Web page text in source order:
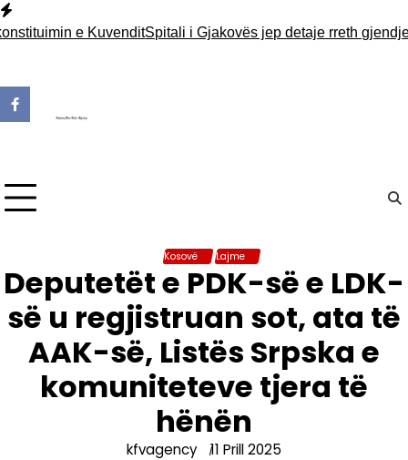
Skip
to
e KuvenditSpitali i Gjakovës jep detaje rreth gjendjes
Kosovë Lajme
Deputetët e PDK-së e LDK-
së u regjistruan sot, ata të
AAK-së, Listës Srpska e
komuniteteve tjera të
hënën
kfvagency 11 Prill 2025